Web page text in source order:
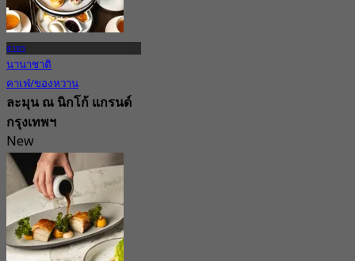
สาทร
นานาชาติ
คาเฟ่/ของหวาน
ละมุน ณ นิกโก้ แกรนด์
กรุงเทพฯ
New
5.0
จาก฿ 1,120